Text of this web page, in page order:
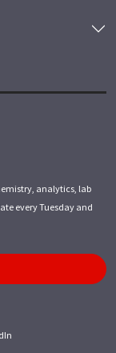
analytics, lab
every Tuesday and